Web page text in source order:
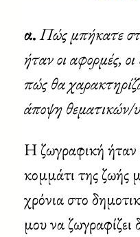
α.Πώς μπήκατε
ήταν οι αφορμές, οι
πώς θα
άποψη θεματικών/
Η ζωγραφική
κομμάτι της ζωής
χρόνια στο
μου να ζωγραφίζει